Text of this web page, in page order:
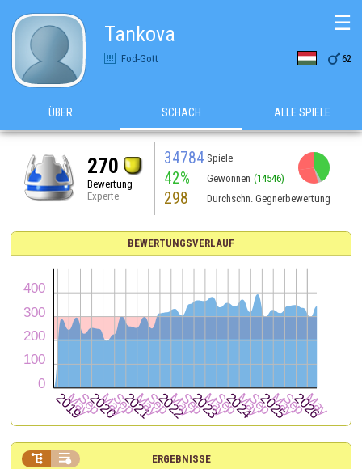
Tankova
Fod-Gott 62
☰
ÜBER SCHACH ALLE SPIELE
270
Bewertung
Experte
34784 Spiele
42% Gewonnen (14546)
298 Durchschn. Gegnerbewertung
BEWERTUNGSVERLAUF
ERGEBNISSE
 